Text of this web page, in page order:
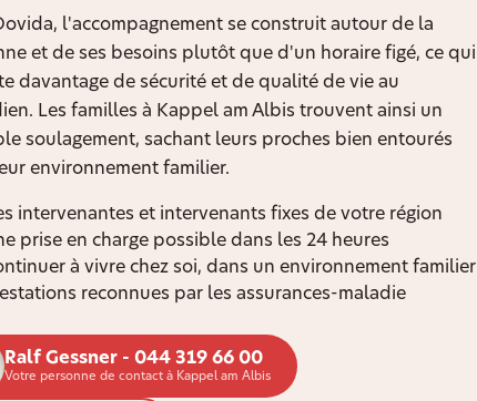
l'accompagnement se construit autour de la
et de ses besoins plutôt que d'un horaire figé, ce qui
davantage de sécurité et de qualité de vie au
Les familles à Kappel am Albis trouvent ainsi un
soulagement, sachant leurs proches bien entourés
environnement familier.
intervenantes et intervenants fixes de votre région
prise en charge possible dans les 24 heures
à vivre chez soi, dans un environnement familier
reconnues par les assurances-maladie
Ralf Gessner - 044 319 66 00
Votre personne de contact à Kappel am Albis